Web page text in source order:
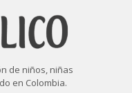
de niños, niñas
en Colombia.